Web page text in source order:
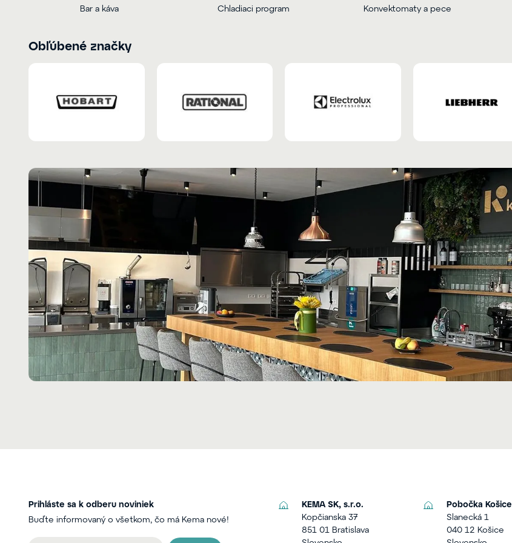
Bar a káva Chladiaci program Konvektomaty a pece
Obľúbené značky
Prihláste sa k odberu noviniek
Buďte informovaný o všetkom, čo má Kema nové!
KEMA SK, s.r.o.
Kopčianska 37
851 01 Bratislava
Pobočka Košice
Slanecká 1
040 12 Košice